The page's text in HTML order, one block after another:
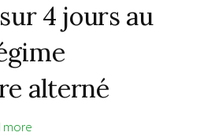
4 jours au
alterné
more